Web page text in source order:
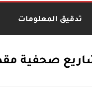
تدقيق المعلومات
صحفية